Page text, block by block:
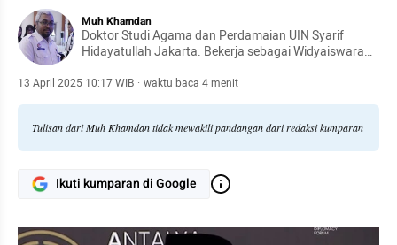
Muh Khamdan
Doktor Studi Agama dan Perdamaian UIN Syarif
Hidayatullah Jakarta. Bekerja sebagai Widyaiswara
Kementerian Hukum
13 April 2025 10:17 WIB · waktu baca 4 menit
Tulisan dari Muh Khamdan tidak mewakili pandangan dari redaksi kumparan
Ikuti kumparan di Google